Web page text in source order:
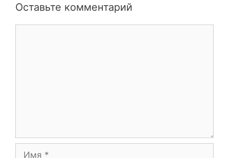
и
я
Оставьте комментарий
и